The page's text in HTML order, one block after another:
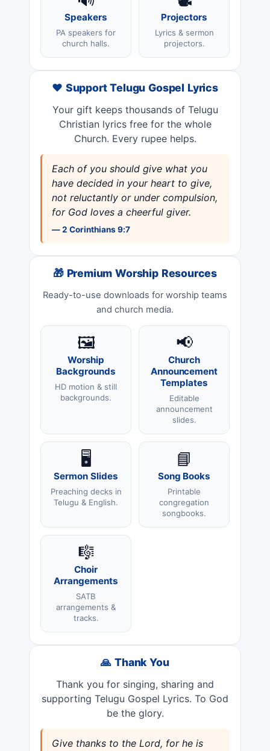
Speakers
PA speakers for
church halls.
Projectors
Lyrics & sermon
projectors.
❤️ Support Telugu Gospel Lyrics
Your gift keeps thousands of Telugu
Christian lyrics free for the whole
Church. Every rupee helps.
Each of you should give what you
have decided in your heart to give,
not reluctantly or under compulsion,
for God loves a cheerful giver.
— 2 Corinthians 9:7
🎁 Premium Worship Resources
Ready-to-use downloads for worship teams
and church media.
🖼️
Worship
Backgrounds
HD motion & still
backgrounds.
📢
Church
Announcement
Templates
Editable
announcement
slides.
🖥️
Sermon Slides
Preaching decks in
Telugu & English.
📘
Song Books
Printable
congregation
songbooks.
🎼
Choir
Arrangements
SATB
arrangements &
tracks.
🙏 Thank You
Thank you for singing, sharing and
supporting Telugu Gospel Lyrics. To God
be the glory.
Give thanks to the Lord, for he is